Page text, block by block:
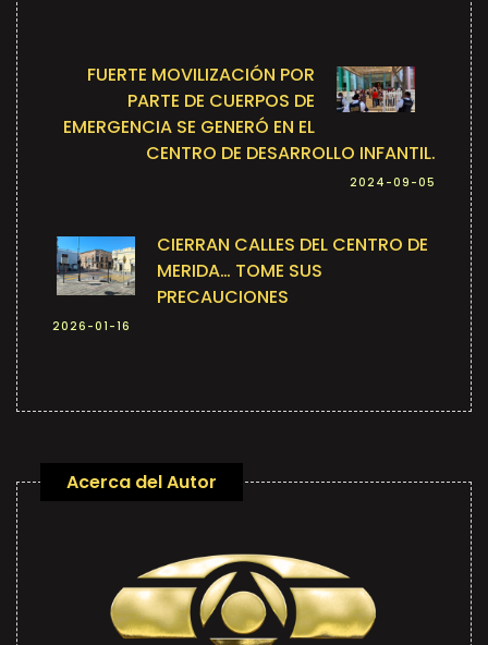
FUERTE MOVILIZACIÓN POR
PARTE DE CUERPOS DE
EMERGENCIA SE GENERÓ EN EL
CENTRO DE DESARROLLO INFANTIL.
2024-09-05
CIERRAN CALLES DEL CENTRO DE
MERIDA… TOME SUS
PRECAUCIONES
2026-01-16
Acerca del Autor